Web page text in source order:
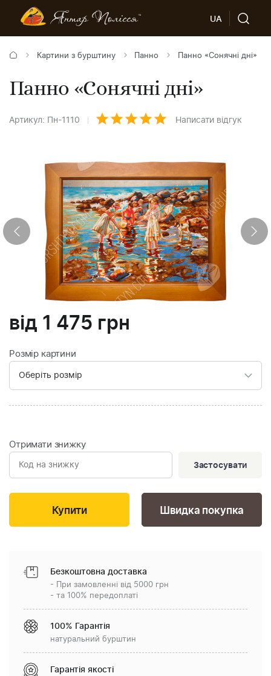
UA
Картини з бурштину Панно Панно «Сонячні дні»
Панно «Сонячні дні»
Артикул: Пн-1110 Написати відгук
від 1 475 грн
Розмір картини
Отримати знижку
Застосувати
Швидка покупка
Безкоштовна доставка
- При замовленні від 5000 грн
- та 100% передоплаті
100% Гарантія
натуральний бурштин
Гарантія якості